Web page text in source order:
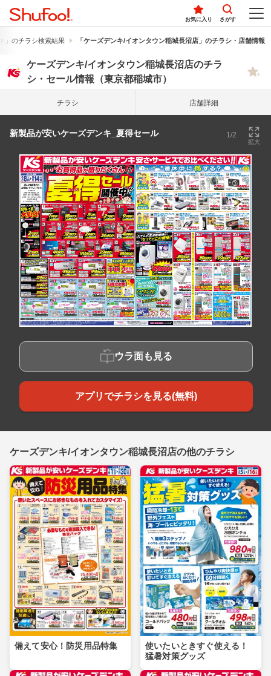
お気に入り さがす
」のチラシ検索結果 「ケーズデンキ/イオンタウン稲城長沼店」のチラシ・店舗情報
ケーズデンキ/イオンタウン稲城長沼店のチラ
シ・セール情報（東京都稲城市）
チラシ 店舗詳細
新製品が安いケーズデンキ_夏得セール 1/2
拡大
ウラ面も見る
アプリでチラシを見る(無料)
ケーズデンキ/イオンタウン稲城長沼店の他のチラシ
備えて安心！防災用品特集
使いたいときすぐ使える！
猛暑対策グッズ